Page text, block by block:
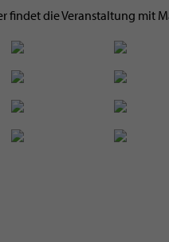
findet die Veranstaltung mit